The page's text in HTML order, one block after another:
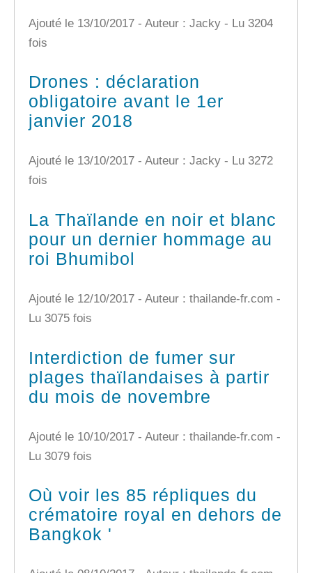
Ajouté le 13/10/2017 - Auteur : Jacky - Lu 3204
fois
Drones : déclaration
obligatoire avant le 1er
janvier 2018
Ajouté le 13/10/2017 - Auteur : Jacky - Lu 3272
fois
La Thaïlande en noir et blanc
pour un dernier hommage au
roi Bhumibol
Ajouté le 12/10/2017 - Auteur : thailande-fr.com -
Lu 3075 fois
Interdiction de fumer sur
plages thaïlandaises à partir
du mois de novembre
Ajouté le 10/10/2017 - Auteur : thailande-fr.com -
Lu 3079 fois
Où voir les 85 répliques du
crématoire royal en dehors de
Bangkok '